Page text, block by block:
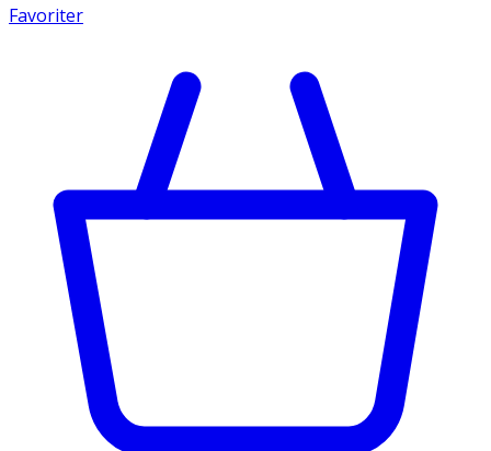
Favoriter